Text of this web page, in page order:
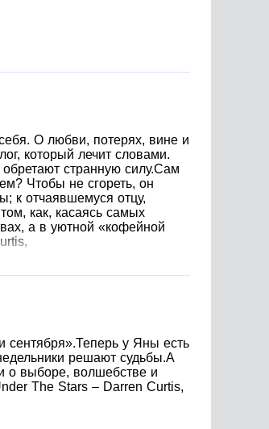
О любви, потерях, вине и
который лечит словами.
странную силу.Сам
Чтобы не сгореть, он
к отчаявшемуся отцу,
как, касаясь самых
а в уютной «кофейной
сентября».Теперь у Яны есть
решают судьбы.А
о выборе, волшебстве и
The Stars – Darren Curtis,